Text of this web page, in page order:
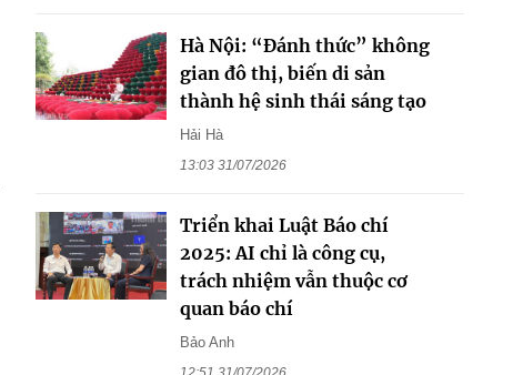
Hà Nội: “Đánh thức” không
gian đô thị, biến di sản
thành hệ sinh thái sáng tạo
Hải Hà
13:03 31/07/2026
Triển khai Luật Báo chí
2025: AI chỉ là công cụ,
trách nhiệm vẫn thuộc cơ
quan báo chí
Bảo Anh